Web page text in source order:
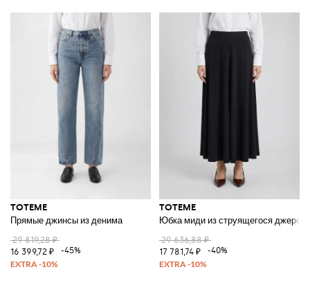
TOTEME
Прямые джинсы из денима
29 819,28 ₽
16 399,72 ₽
-45%
TOTEME
Юбка миди из струящегося джерси
29 636,88 ₽
17 781,74 ₽
-40%